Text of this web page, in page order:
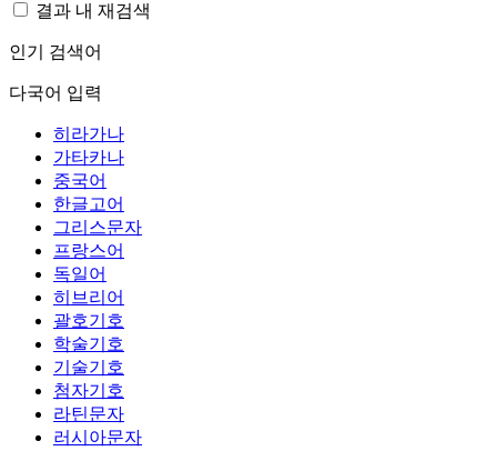
결과 내 재검색
인기 검색어
다국어 입력
히라가나
가타카나
중국어
한글고어
그리스문자
프랑스어
독일어
히브리어
괄호기호
학술기호
기술기호
첨자기호
라틴문자
러시아문자